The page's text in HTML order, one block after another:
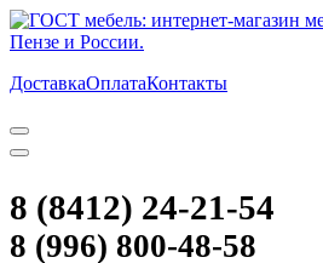
ДоставкаОплатаКонтакты
8 (8412) 24-21-54
8 (996) 800-48-58